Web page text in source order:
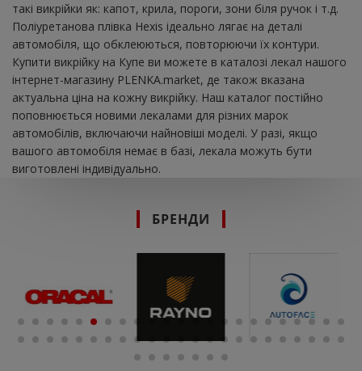
такі викрійки як: капот, крила, пороги, зони біля ручок і т.д.
Поліуретанова плівка Hexis ідеально лягає на деталі
автомобіля, що обклеюються, повторюючи їх контури.
Купити викрійку на Купе ви можете в каталозі лекал нашого
інтернет-магазину PLENKA.market, де також вказана
актуальна ціна на кожну викрійку. Наш каталог постійно
поповнюється новими лекалами для різних марок
автомобілів, включаючи найновіші моделі. У разі, якщо
вашого автомобіля немає в базі, лекала можуть бути
виготовлені індивідуально.
БРЕНДИ